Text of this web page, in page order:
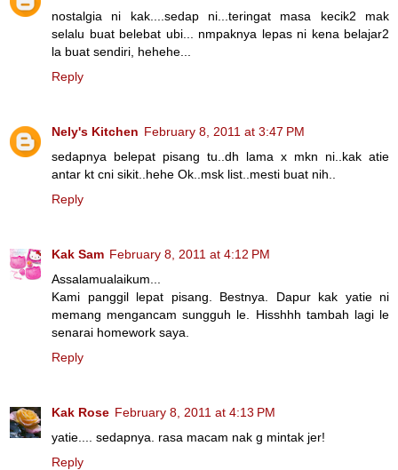
nostalgia ni kak....sedap ni...teringat masa kecik2 mak
selalu buat belebat ubi... nmpaknya lepas ni kena belajar2
la buat sendiri, hehehe...
Reply
Nely's Kitchen February 8, 2011 at 3:47 PM
sedapnya belepat pisang tu..dh lama x mkn ni..kak atie
antar kt cni sikit..hehe Ok..msk list..mesti buat nih..
Reply
Kak Sam February 8, 2011 at 4:12 PM
Assalamualaikum...
Kami panggil lepat pisang. Bestnya. Dapur kak yatie ni
memang mengancam sungguh le. Hisshhh tambah lagi le
senarai homework saya.
Reply
Kak Rose February 8, 2011 at 4:13 PM
yatie.... sedapnya. rasa macam nak g mintak jer!
Reply